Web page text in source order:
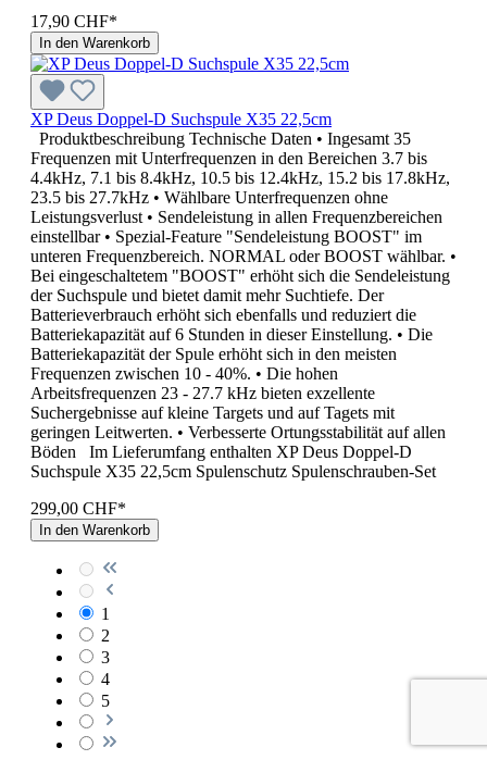
17,90 CHF*
In den Warenkorb
XP Deus Doppel-D Suchspule X35 22,5cm
Produktbeschreibung Technische Daten • Ingesamt 35
Frequenzen mit Unterfrequenzen in den Bereichen 3.7 bis
4.4kHz, 7.1 bis 8.4kHz, 10.5 bis 12.4kHz, 15.2 bis 17.8kHz,
23.5 bis 27.7kHz • Wählbare Unterfrequenzen ohne
Leistungsverlust • Sendeleistung in allen Frequenzbereichen
einstellbar • Spezial-Feature "Sendeleistung BOOST" im
unteren Frequenzbereich. NORMAL oder BOOST wählbar. •
Bei eingeschaltetem "BOOST" erhöht sich die Sendeleistung
der Suchspule und bietet damit mehr Suchtiefe. Der
Batterieverbrauch erhöht sich ebenfalls und reduziert die
Batteriekapazität auf 6 Stunden in dieser Einstellung. • Die
Batteriekapazität der Spule erhöht sich in den meisten
Frequenzen zwischen 10 - 40%. • Die hohen
Arbeitsfrequenzen 23 - 27.7 kHz bieten exzellente
Suchergebnisse auf kleine Targets und auf Tagets mit
geringen Leitwerten. • Verbesserte Ortungsstabilität auf allen
Böden Im Lieferumfang enthalten XP Deus Doppel-D
Suchspule X35 22,5cm Spulenschutz Spulenschrauben-Set
299,00 CHF*
In den Warenkorb
1
2
3
4
5